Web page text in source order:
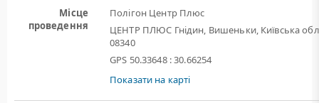
Місце
проведення
Полігон Центр Плюс
ЦЕНТР ПЛЮС Гнідин, Вишеньки, Київська
08340
GPS 50.33648 : 30.66254
Показати на карті